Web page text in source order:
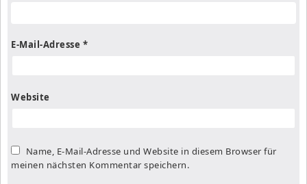
E-Mail-Adresse *
Website
Name, E-Mail-Adresse und Website in diesem Browser für
meinen nächsten Kommentar speichern.